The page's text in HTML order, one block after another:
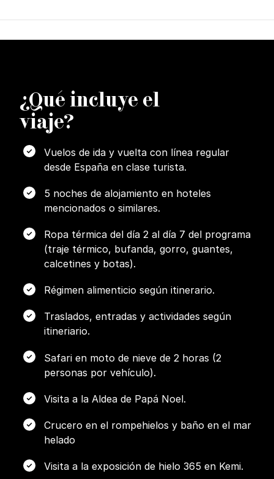
¿Qué incluye el
viaje?
Vuelos de ida y vuelta con línea regular
desde España en clase turista.
5 noches de alojamiento en hoteles
mencionados o similares.
Ropa térmica del día 2 al día 7 del programa
(traje térmico, bufanda, gorro, guantes,
calcetines y botas).
Régimen alimenticio según itinerario.
Traslados, entradas y actividades según
itineriario.
Safari en moto de nieve de 2 horas (2
personas por vehículo).
Visita a la Aldea de Papá Noel.
Crucero en el rompehielos y baño en el mar
helado
Visita a la exposición de hielo 365 en Kemi.